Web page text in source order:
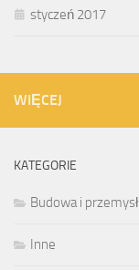
styczeń 2017
WIĘCEJ
KATEGORIE
Budowa i przemysł
Inne